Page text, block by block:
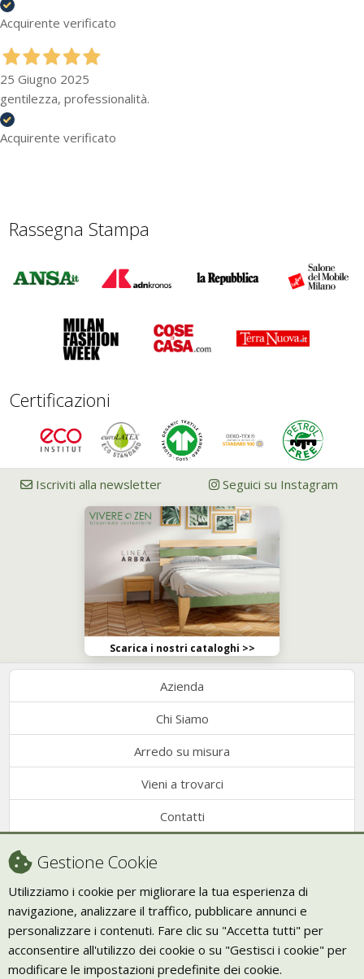
Acquirente verificato
25 Giugno 2025
gentilezza, professionalità.
Acquirente verificato
Rassegna Stampa
Certificazioni
Iscriviti alla newsletter Seguici su Instagram
Scarica i nostri cataloghi >>
Azienda
Chi Siamo
Arredo su misura
Vieni a trovarci
Contatti
Trasporto
Giornale Bio
Gestione Cookie
Utilizziamo i cookie per migliorare la tua esperienza di
navigazione, analizzare il traffico, pubblicare annunci e
personalizzare i contenuti. Fare clic su "Accetta tutti" per
acconsentire all'utilizzo dei cookie o su "Gestisci i cookie" per
modificare le impostazioni predefinite dei cookie.